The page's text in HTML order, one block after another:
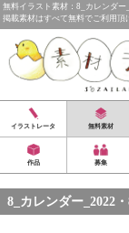
無料イラスト素材：8_カレンダ
掲載素材はすべて無料でご利用頂
イラストレータ 無料素材
作品 募集
8_カレンダー_2022